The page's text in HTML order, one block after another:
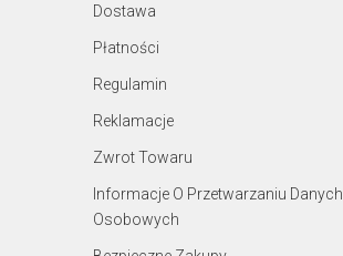
Dostawa
Płatności
Regulamin
Reklamacje
Zwrot Towaru
Informacje O Przetwarzaniu Danych
Osobowych